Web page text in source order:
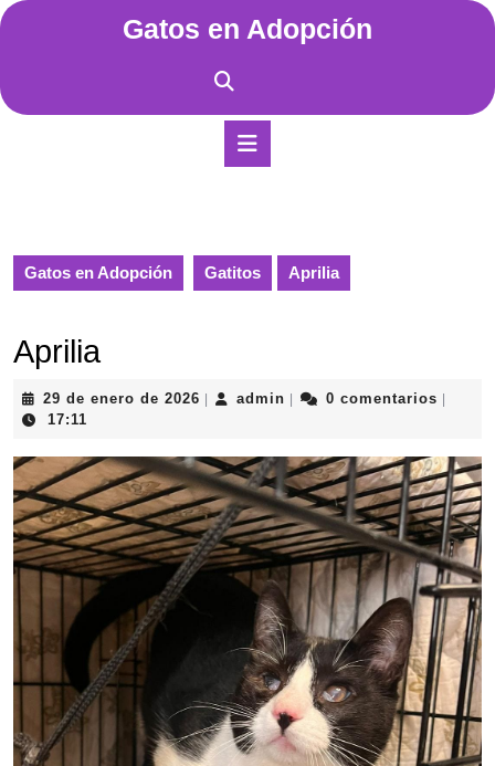
Saltar
Gatos en Adopción
Gatos en Adopción Gatitos Aprilia
Aprilia
29 de enero de 2026 29
de
2026
admin admin0 comentarios
17:11